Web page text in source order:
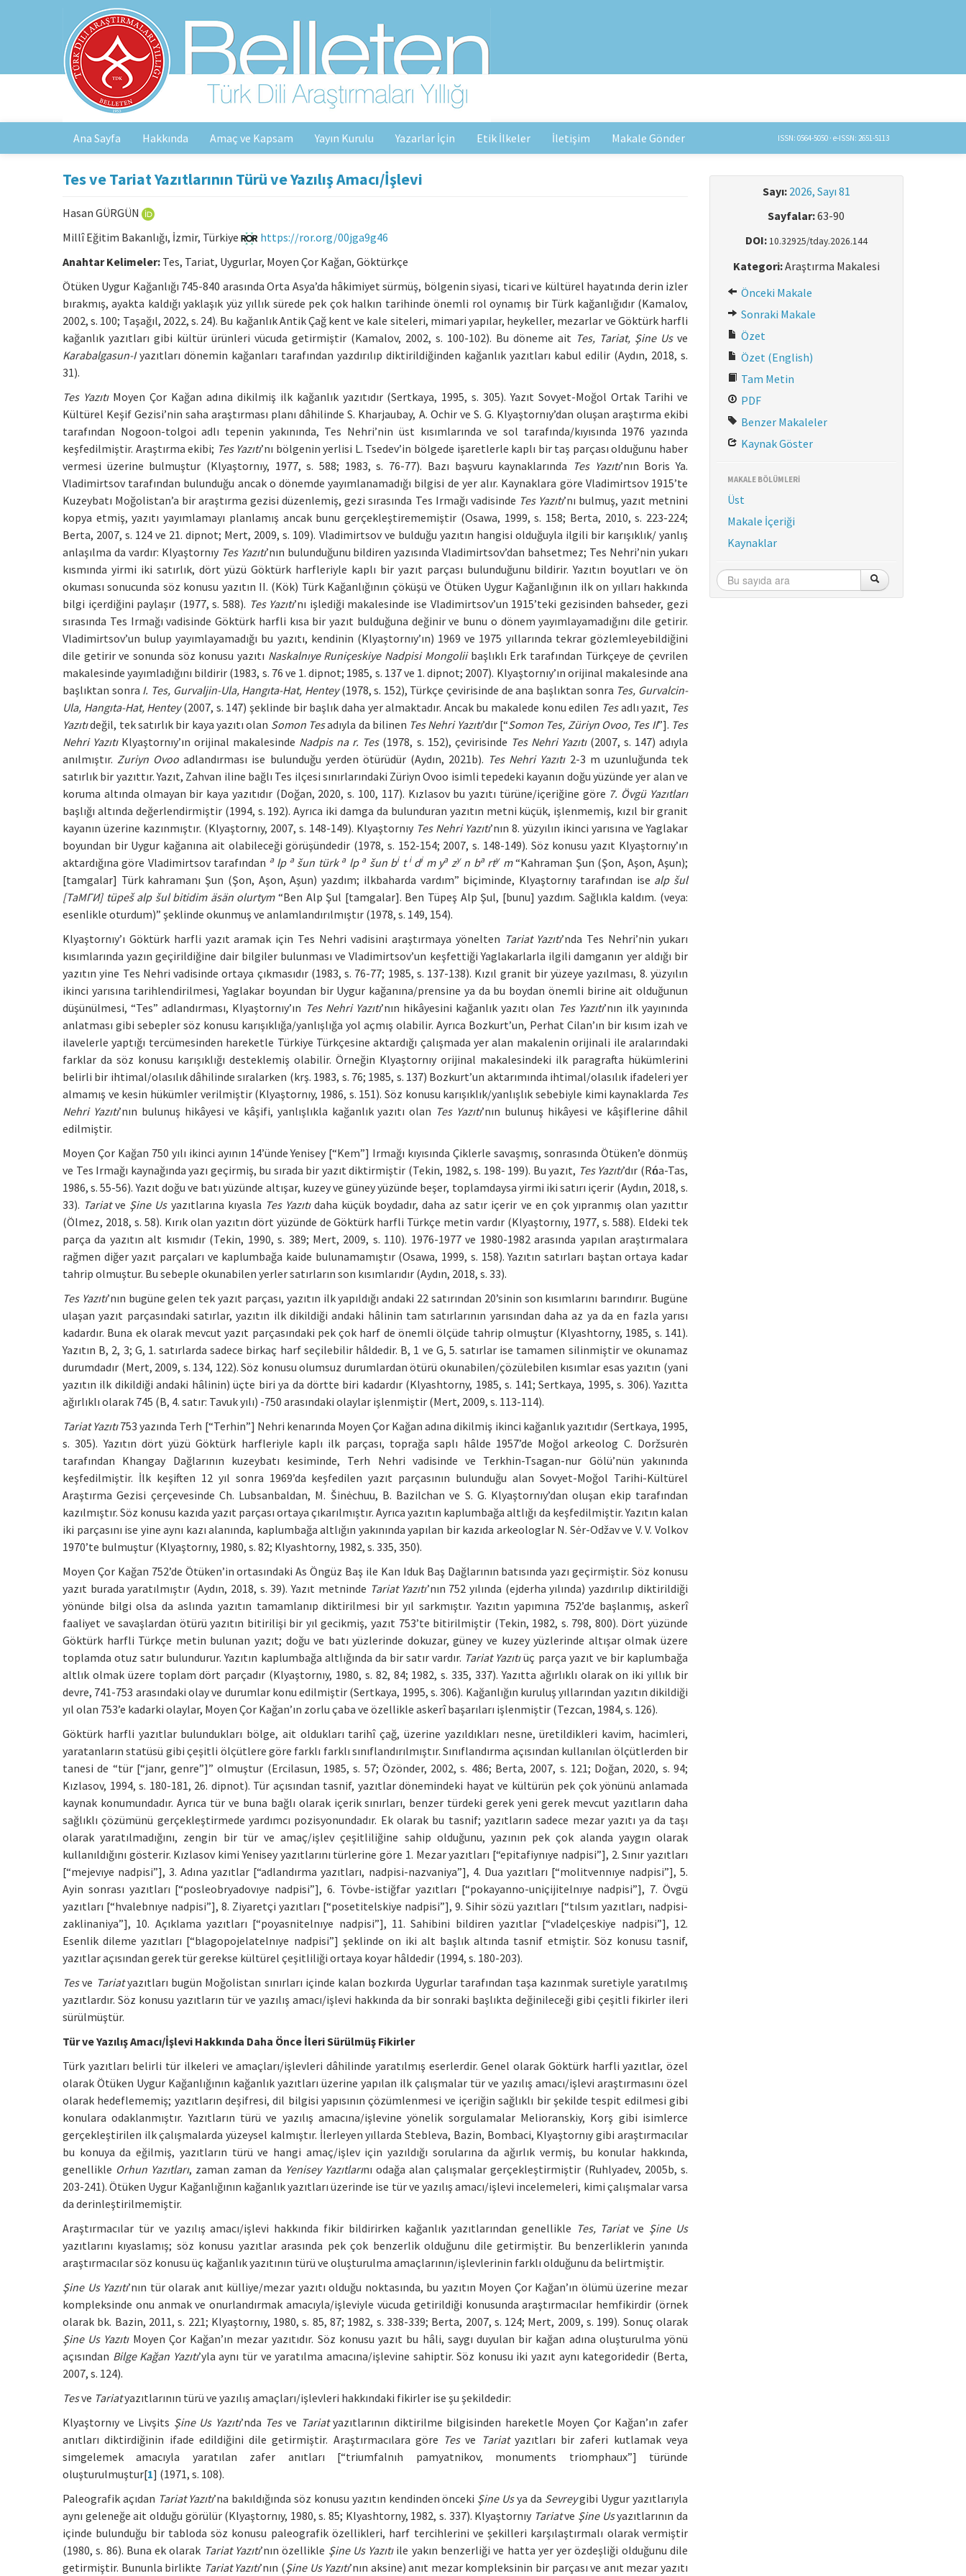
Ana Sayfa Hakkında Amaç ve Kapsam Yayın Kurulu Yazarlar İçin Etik İlkeler İletişim Makale Gönder ISSN: 0564-5050 · e-ISSN: 2651-5113
Tes ve Tariat Yazıtlarının Türü ve Yazılış Amacı/İşlevi
Hasan GÜRGÜN
Millî Eğitim Bakanlığı, İzmir, Türkiye
https://ror.org/00jga9g46
Anahtar Kelimeler: Tes, Tariat, Uygurlar, Moyen Çor Kağan, Göktürkçe
Ötüken Uygur Kağanlığı 745-840 arasında Orta Asya’da hâkimiyet sürmüş, bölgenin siyasi, ticari ve kültürel hayatında derin izler
bırakmış, ayakta kaldığı yaklaşık yüz yıllık sürede pek çok halkın tarihinde önemli rol oynamış bir Türk kağanlığıdır (Kamalov,
2002, s. 100; Taşağıl, 2022, s. 24). Bu kağanlık Antik Çağ kent ve kale siteleri, mimari yapılar, heykeller, mezarlar ve Göktürk harfli
kağanlık yazıtları gibi kültür ürünleri vücuda getirmiştir (Kamalov, 2002, s. 100-102). Bu döneme ait Tes, Tariat, Şine Usve
Karabalgasun-Iyazıtları dönemin kağanları tarafından yazdırılıp diktirildiğinden kağanlık yazıtları kabul edilir (Aydın, 2018, s.
31).
Tes YazıtıMoyen Çor Kağan adına dikilmiş ilk kağanlık yazıtıdır (Sertkaya, 1995, s. 305). Yazıt Sovyet-Moğol Ortak Tarihi ve
Kültürel Keşif Gezisi’nin saha araştırması planı dâhilinde S. Kharjaubay, A. Ochir ve S. G. Klyaştornıy’dan oluşan araştırma ekibi
tarafından Nogoon-tolgoi adlı tepenin yakınında, Tes Nehri’nin üst kısımlarında ve sol tarafında/kıyısında 1976 yazında
keşfedilmiştir. Araştırma ekibi; Tes Yazıtı’nı bölgenin yerlisi L. Tsedev’in bölgede işaretlerle kaplı bir taş parçası olduğunu haber
vermesi üzerine bulmuştur (Klyaştornıy, 1977, s. 588; 1983, s. 76-77). Bazı başvuru kaynaklarında Tes Yazıtı’nın Boris Ya.
Vladimirtsov tarafından bulunduğu ancak o dönemde yayımlanamadığı bilgisi de yer alır. Kaynaklara göre Vladimirtsov 1915’te
Kuzeybatı Moğolistan’a bir araştırma gezisi düzenlemiş, gezi sırasında Tes Irmağı vadisinde Tes Yazıtı’nı bulmuş, yazıt metnini
kopya etmiş, yazıtı yayımlamayı planlamış ancak bunu gerçekleştirememiştir (Osawa, 1999, s. 158; Berta, 2010, s. 223-224;
Berta, 2007, s. 124 ve 21. dipnot; Mert, 2009, s. 109). Vladimirtsov ve bulduğu yazıtın hangisi olduğuyla ilgili bir karışıklık/ yanlış
anlaşılma da vardır: Klyaştornıy Tes Yazıtı’nın bulunduğunu bildiren yazısında Vladimirtsov’dan bahsetmez; Tes Nehri’nin yukarı
kısmında yirmi iki satırlık, dört yüzü Göktürk harfleriyle kaplı bir yazıt parçası bulunduğunu bildirir. Yazıtın boyutları ve ön
okuması sonucunda söz konusu yazıtın II. (Kök) Türk Kağanlığının çöküşü ve Ötüken Uygur Kağanlığının ilk on yılları hakkında
bilgi içerdiğini paylaşır (1977, s. 588). Tes Yazıtı’nı işlediği makalesinde ise Vladimirtsov’un 1915’teki gezisinden bahseder, gezi
sırasında Tes Irmağı vadisinde Göktürk harfli kısa bir yazıt bulduğuna değinir ve bunu o dönem yayımlayamadığını dile getirir.
Vladimirtsov’un bulup yayımlayamadığı bu yazıtı, kendinin (Klyaştornıy’ın) 1969 ve 1975 yıllarında tekrar gözlemleyebildiğini
dile getirir ve sonunda söz konusu yazıtı Naskalnıye Runiçeskiye Nadpisi Mongoliibaşlıklı Erk tarafından Türkçeye de çevrilen
makalesinde yayımladığını bildirir (1983, s. 76 ve 1. dipnot; 1985, s. 137 ve 1. dipnot; 2007). Klyaştornıy’ın orijinal makalesinde ana
başlıktan sonra I. Tes, Gurvaljin-Ula, Hangıta-Hat, Hentey(1978, s. 152), Türkçe çevirisinde de ana başlıktan sonra Tes, Gurvalcin-
Ula, Hangıta-Hat, Hentey(2007, s. 147) şeklinde bir başlık daha yer almaktadır. Ancak bu makalede konu edilen Tesadlı yazıt, Tes
Yazıtıdeğil, tek satırlık bir kaya yazıtı olan Somon Tesadıyla da bilinen Tes Nehri Yazıtı’dır [“Somon Tes, Züriyn Ovoo, Tes II”]. Tes
Nehri YazıtıKlyaştornıy’ın orijinal makalesinde Nadpis na r. Tes(1978, s. 152), çevirisinde Tes Nehri Yazıtı(2007, s. 147) adıyla
anılmıştır.Zuriyn Ovoo adlandırması ise bulunduğu yerden ötürüdür (Aydın, 2021b). Tes Nehri Yazıtı2-3 m uzunluğunda tek
satırlık bir yazıttır. Yazıt, Zahvan iline bağlı Tes ilçesi sınırlarındaki Züriyn Ovoo isimli tepedeki kayanın doğu yüzünde yer alan ve
koruma altında olmayan bir kaya yazıtıdır (Doğan, 2020, s. 100, 117). Kızlasov bu yazıtı türüne/içeriğine göre 7. Övgü Yazıtları
başlığı altında değerlendirmiştir (1994, s. 192). Ayrıca iki damga da bulunduran yazıtın metni küçük, işlenmemiş, kızıl bir granit
kayanın üzerine kazınmıştır. (Klyaştornıy, 2007, s. 148-149). Klyaştornıy Tes Nehri Yazıtı’nın 8. yüzyılın ikinci yarısına ve Yaglakar
boyundan bir Uygur kağanına ait olabileceği görüşündedir (1978, s. 152-154; 2007, s. 148-149). Söz konusu yazıt Klyaştornıy’ın
aktardığına göre Vladimirtsov tarafından alp ašun türk alp ašun bit idim yazyn bartym“Kahraman Şun (Şon, Aşon, Aşun);
[tamgalar] Türk kahramanı Şun (Şon, Aşon, Aşun) yazdım; ilkbaharda vardım” biçiminde, Klyaştornıy tarafından ise alp šul
[ТаМГИ] tüpeš alp šul bitidim äsän olurtym“Ben Alp Şul [tamgalar]. Ben Tüpeş Alp Şul, [bunu] yazdım. Sağlıkla kaldım. (veya:
esenlikle oturdum)” şeklinde okunmuş ve anlamlandırılmıştır (1978, s. 149, 154).
Klyaştornıy’ı Göktürk harfli yazıt aramak için Tes Nehri vadisini araştırmaya yönelten Tariat Yazıtı’nda Tes Nehri’nin yukarı
kısımlarında yazın geçirildiğine dair bilgiler bulunması ve Vladimirtsov’un keşfettiği Yaglakarlarla ilgili damganın yer aldığı bir
yazıtın yine Tes Nehri vadisinde ortaya çıkmasıdır (1983, s. 76-77; 1985, s. 137-138). Kızıl granit bir yüzeye yazılması, 8. yüzyılın
ikinci yarısına tarihlendirilmesi, Yaglakar boyundan bir Uygur kağanına/prensine ya da bu boydan önemli birine ait olduğunun
düşünülmesi, “Tes” adlandırması, Klyaştornıy’ın Tes Nehri Yazıtı’nın hikâyesini kağanlık yazıtı olan Tes Yazıtı’nın ilk yayınında
anlatması gibi sebepler söz konusu karışıklığa/yanlışlığa yol açmış olabilir. Ayrıca Bozkurt’un, Perhat Cilan’ın bir kısım izah ve
ilavelerle yaptığı tercümesinden hareketle Türkiye Türkçesine aktardığı çalışmada yer alan makalenin orijinali ile aralarındaki
farklar da söz konusu karışıklığı desteklemiş olabilir. Örneğin Klyaştornıy orijinal makalesindeki ilk paragrafta hükümlerini
belirli bir ihtimal/olasılık dâhilinde sıralarken (krş. 1983, s. 76; 1985, s. 137) Bozkurt’un aktarımında ihtimal/olasılık ifadeleri yer
almamış ve kesin hükümler verilmiştir (Klyaştornıy, 1986, s. 151). Söz konusu karışıklık/yanlışlık sebebiyle kimi kaynaklarda Tes
Nehri Yazıtı’nın bulunuş hikâyesi ve kâşifi, yanlışlıkla kağanlık yazıtı olan Tes Yazıtı’nın bulunuş hikâyesi ve kâşiflerine dâhil
edilmiştir.
Moyen Çor Kağan 750 yılı ikinci ayının 14’ünde Yenisey [“Kem”] Irmağı kıyısında Çiklerle savaşmış, sonrasında Ötüken’e dönmüş
ve Tes Irmağı kaynağında yazı geçirmiş, bu sırada bir yazıt diktirmiştir (Tekin, 1982, s. 198- 199). Bu yazıt, Tes Yazıtı’dır (Rόna-Tas,
1986, s. 55-56). Yazıt doğu ve batı yüzünde altışar, kuzey ve güney yüzünde beşer, toplamdaysa yirmi iki satırı içerir (Aydın, 2018, s.
33). Tariatve Şine Usyazıtlarına kıyasla Tes Yazıtıdaha küçük boydadır, daha az satır içerir ve en çok yıpranmış olan yazıttır
(Ölmez, 2018, s. 58). Kırık olan yazıtın dört yüzünde de Göktürk harfli Türkçe metin vardır (Klyaştornıy, 1977, s. 588). Eldeki tek
parça da yazıtın alt kısmıdır (Tekin, 1990, s. 389; Mert, 2009, s. 110). 1976-1977 ve 1980-1982 arasında yapılan araştırmalara
rağmen diğer yazıt parçaları ve kaplumbağa kaide bulunamamıştır (Osawa, 1999, s. 158). Yazıtın satırları baştan ortaya kadar
tahrip olmuştur. Bu sebeple okunabilen yerler satırların son kısımlarıdır (Aydın, 2018, s. 33).
Tes Yazıtı’nın bugüne gelen tek yazıt parçası, yazıtın ilk yapıldığı andaki 22 satırından 20’sinin son kısımlarını barındırır. Bugüne
ulaşan yazıt parçasındaki satırlar, yazıtın ilk dikildiği andaki hâlinin tam satırlarının yarısından daha az ya da en fazla yarısı
kadardır. Buna ek olarak mevcut yazıt parçasındaki pek çok harf de önemli ölçüde tahrip olmuştur (Klyashtorny, 1985, s. 141).
Yazıtın B, 2, 3; G, 1. satırlarda sadece birkaç harf seçilebilir hâldedir. B, 1 ve G, 5. satırlar ise tamamen silinmiştir ve okunamaz
durumdadır (Mert, 2009, s. 134, 122). Söz konusu olumsuz durumlardan ötürü okunabilen/çözülebilen kısımlar esas yazıtın (yani
yazıtın ilk dikildiği andaki hâlinin) üçte biri ya da dörtte biri kadardır (Klyashtorny, 1985, s. 141; Sertkaya, 1995, s. 306). Yazıtta
ağırlıklı olarak 745 (B, 4. satır: Tavuk yılı) -750 arasındaki olaylar işlenmiştir (Mert, 2009, s. 113-114).
Tariat Yazıtı753 yazında Terh [“Terhin”] Nehri kenarında Moyen Çor Kağan adına dikilmiş ikinci kağanlık yazıtıdır (Sertkaya, 1995,
s. 305). Yazıtın dört yüzü Göktürk harfleriyle kaplı ilk parçası, toprağa saplı hâlde 1957’de Moğol arkeolog C. Doržsurėn
tarafından Khangay Dağlarının kuzeybatı kesiminde, Terh Nehri vadisinde ve Terkhin-Tsagan-nur Gölü’nün yakınında
keşfedilmiştir. İlk keşiften 12 yıl sonra 1969’da keşfedilen yazıt parçasının bulunduğu alan Sovyet-Moğol Tarihi-Kültürel
Araştırma Gezisi çerçevesinde Ch. Lubsanbaldan, M. Šinėchuu, B. Bazilchan ve S. G. Klyaştornıy’dan oluşan ekip tarafından
kazılmıştır. Söz konusu kazıda yazıt parçası ortaya çıkarılmıştır. Ayrıca yazıtın kaplumbağa altlığı da keşfedilmiştir. Yazıtın kalan
iki parçasını ise yine aynı kazı alanında, kaplumbağa altlığın yakınında yapılan bir kazıda arkeologlar N. Sėr-Odžav ve V. V. Volkov
1970’te bulmuştur (Klyaştornıy, 1980, s. 82; Klyashtorny, 1982, s. 335, 350).
Moyen Çor Kağan 752’de Ötüken’in ortasındaki As Öngüz Baş ile Kan Iduk Baş Dağlarının batısında yazı geçirmiştir. Söz konusu
yazıt burada yaratılmıştır (Aydın, 2018, s. 39). Yazıt metninde Tariat Yazıtı’nın 752 yılında (ejderha yılında) yazdırılıp diktirildiği
yönünde bilgi olsa da aslında yazıtın tamamlanıp diktirilmesi bir yıl sarkmıştır. Yazıtın yapımına 752’de başlanmış, askerî
faaliyet ve savaşlardan ötürü yazıtın bitirilişi bir yıl gecikmiş, yazıt 753’te bitirilmiştir (Tekin, 1982, s. 798, 800). Dört yüzünde
Göktürk harfli Türkçe metin bulunan yazıt; doğu ve batı yüzlerinde dokuzar, güney ve kuzey yüzlerinde altışar olmak üzere
toplamda otuz satır bulundurur. Yazıtın kaplumbağa altlığında da bir satır vardır. Tariat Yazıtıüç parça yazıt ve bir kaplumbağa
altlık olmak üzere toplam dört parçadır (Klyaştornıy, 1980, s. 82, 84; 1982, s. 335, 337). Yazıtta ağırlıklı olarak on iki yıllık bir
devre, 741-753 arasındaki olay ve durumlar konu edilmiştir (Sertkaya, 1995, s. 306). Kağanlığın kuruluş yıllarından yazıtın dikildiği
yıl olan 753’e kadarki olaylar, Moyen Çor Kağan’ın zorlu çaba ve özellikle askerî başarıları işlenmiştir (Tezcan, 1984, s. 126).
Göktürk harfli yazıtlar bulundukları bölge, ait oldukları tarihî çağ, üzerine yazıldıkları nesne, üretildikleri kavim, hacimleri,
yaratanların statüsü gibi çeşitli ölçütlere göre farklı farklı sınıflandırılmıştır. Sınıflandırma açısından kullanılan ölçütlerden bir
tanesi de “tür [“janr, genre”]” olmuştur (Ercilasun, 1985, s. 57; Özönder, 2002, s. 486; Berta, 2007, s. 121; Doğan, 2020, s. 94;
Kızlasov, 1994, s. 180-181, 26. dipnot). Tür açısından tasnif, yazıtlar dönemindeki hayat ve kültürün pek çok yönünü anlamada
kaynak konumundadır. Ayrıca tür ve buna bağlı olarak içerik sınırları, benzer türdeki gerek yeni gerek mevcut yazıtların daha
sağlıklı çözümünü gerçekleştirmede yardımcı pozisyonundadır. Ek olarak bu tasnif; yazıtların sadece mezar yazıtı ya da taşı
olarak yaratılmadığını, zengin bir tür ve amaç/işlev çeşitliliğine sahip olduğunu, yazının pek çok alanda yaygın olarak
kullanıldığını gösterir. Kızlasov kimi Yenisey yazıtlarını türlerine göre 1. Mezar yazıtları [“epitafiynıye nadpisi”], 2. Sınır yazıtları
[“mejevıye nadpisi”], 3. Adına yazıtlar [“adlandırma yazıtları, nadpisi-nazvaniya”], 4. Dua yazıtları [“molitvennıye nadpisi”], 5.
Ayin sonrası yazıtları [“posleobryadovıye nadpisi”], 6. Tövbe-istiğfar yazıtları [“pokayanno-uniçijitelnıye nadpisi”], 7. Övgü
yazıtları [“hvalebnıye nadpisi”], 8. Ziyaretçi yazıtları [“posetitelskiye nadpisi”], 9. Sihir sözü yazıtları [“tılsım yazıtları, nadpisi-
zaklinaniya”], 10. Açıklama yazıtları [“poyasnitelnıye nadpisi”], 11. Sahibini bildiren yazıtlar [“vladelçeskiye nadpisi”], 12.
Esenlik dileme yazıtları [“blagopojelatelnıye nadpisi”] şeklinde on iki alt başlık altında tasnif etmiştir. Söz konusu tasnif,
yazıtlar açısından gerek tür gerekse kültürel çeşitliliği ortaya koyar hâldedir (1994, s. 180-203).
Tesve Tariatyazıtları bugün Moğolistan sınırları içinde kalan bozkırda Uygurlar tarafından taşa kazınmak suretiyle yaratılmış
yazıtlardır. Söz konusu yazıtların tür ve yazılış amacı/işlevi hakkında da bir sonraki başlıkta değinileceği gibi çeşitli fikirler ileri
sürülmüştür.
Tür ve Yazılış Amacı/İşlevi Hakkında Daha Önce İleri Sürülmüş Fikirler
Türk yazıtları belirli tür ilkeleri ve amaçları/işlevleri dâhilinde yaratılmış eserlerdir. Genel olarak Göktürk harfli yazıtlar, özel
olarak Ötüken Uygur Kağanlığının kağanlık yazıtları üzerine yapılan ilk çalışmalar tür ve yazılış amacı/işlevi araştırmasını özel
olarak hedeflememiş; yazıtların deşifresi, dil bilgisi yapısının çözümlenmesi ve içeriğin sağlıklı bir şekilde tespit edilmesi gibi
konulara odaklanmıştır. Yazıtların türü ve yazılış amacına/işlevine yönelik sorgulamalar Melioranskiy, Korş gibi isimlerce
gerçekleştirilen ilk çalışmalarda yüzeysel kalmıştır. İlerleyen yıllarda Stebleva, Bazin, Bombaci, Klyaştornıy gibi araştırmacılar
bu konuya da eğilmiş, yazıtların türü ve hangi amaç/işlev için yazıldığı sorularına da ağırlık vermiş, bu konular hakkında,
genellikle Orhun Yazıtları, zaman zaman da Yenisey Yazıtlarını odağa alan çalışmalar gerçekleştirmiştir (Ruhlyadev, 2005b, s.
203-241). Ötüken Uygur Kağanlığının kağanlık yazıtları üzerinde ise tür ve yazılış amacı/işlevi incelemeleri, kimi çalışmalar varsa
da derinleştirilmemiştir.
Araştırmacılar tür ve yazılış amacı/işlevi hakkında fikir bildirirken kağanlık yazıtlarından genellikle Tes, Tariatve Şine Us
yazıtlarını kıyaslamış; söz konusu yazıtlar arasında pek çok benzerlik olduğunu dile getirmiştir. Bu benzerliklerin yanında
araştırmacılar söz konusu üç kağanlık yazıtının türü ve oluşturulma amaçlarının/işlevlerinin farklı olduğunu da belirtmiştir.
Şine Us Yazıtı’nın tür olarak anıt külliye/mezar yazıtı olduğu noktasında, bu yazıtın Moyen Çor Kağan’ın ölümü üzerine mezar
kompleksinde onu anmak ve onurlandırmak amacıyla/işleviyle vücuda getirildiği konusunda araştırmacılar hemfikirdir (örnek
olarak bk. Bazin, 2011, s. 221; Klyaştornıy, 1980, s. 85, 87; 1982, s. 338-339; Berta, 2007, s. 124; Mert, 2009, s. 199). Sonuç olarak
Şine Us YazıtıMoyen Çor Kağan’ın mezar yazıtıdır. Söz konusu yazıt bu hâli, saygı duyulan bir kağan adına oluşturulma yönü
açısından Bilge Kağan Yazıtı’yla aynı tür ve yaratılma amacına/işlevine sahiptir. Söz konusu iki yazıt aynı kategoridedir (Berta,
2007, s. 124).
Tesve Tariatyazıtlarının türü ve yazılış amaçları/işlevleri hakkındaki fikirler ise şu şekildedir:
Klyaştornıy ve Livşits Şine Us Yazıtı’nda Tesve Tariatyazıtlarının diktirilme bilgisinden hareketle Moyen Çor Kağan’ın zafer
anıtları diktirdiğinin ifade edildiğini dile getirmiştir. Araştırmacılara göre Tesve Tariatyazıtları bir zaferi kutlamak veya
simgelemek amacıyla yaratılan zafer anıtları [“triumfalnıh pamyatnikov, monuments triomphaux”] türünde
oluşturulmuştur[1] (1971, s. 108).
Paleografik açıdan Tariat Yazıtı’na bakıldığında söz konusu yazıtın kendinden önceki Şine Usya da Sevreygibi Uygur yazıtlarıyla
aynı geleneğe ait olduğu görülür (Klyaştornıy, 1980, s. 85; Klyashtorny, 1982, s. 337). Klyaştornıy Tariatve Şine Usyazıtlarının da
içinde bulunduğu bir tabloda söz konusu paleografik özellikleri, harf tercihlerini ve şekilleri karşılaştırmalı olarak vermiştir
(1980, s. 86). Buna ek olarak Tariat Yazıtı’nın özellikle Şine Us Yazıtıile yakın benzerliği ve hatta yer yer özdeşliği olduğunu dile
getirmiştir. Bununla birlikte Tariat Yazıtı’nın (Şine Us Yazıtı’nın aksine) anıt mezar kompleksinin bir parçası ve anıt mezar yazıtı
Sayı: 2026, Sayı 81
Sayfalar:63-90
DOI:10.32925/tday.2026.144
Kategori:Araştırma Makalesi
Önceki Makale
Sonraki Makale
Özet
Özet (English)
Tam Metin
PDF
Benzer Makaleler
Kaynak Göster
MAKALE BÖLÜMLERİ
Üst
Makale İçeriği
Kaynaklar